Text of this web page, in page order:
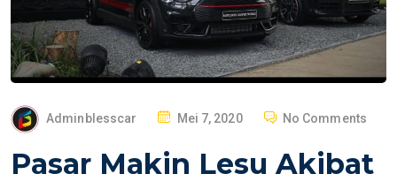
Adminblesscar
P
S
Mei 7, 2020 No Comments
Pasar Makin Lesu Akibat